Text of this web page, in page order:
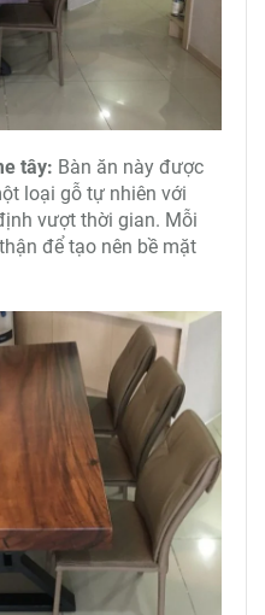
tây: Bàn ăn này được
loại gỗ tự nhiên với
vượt thời gian. Mỗi
để tạo nên bề mặt